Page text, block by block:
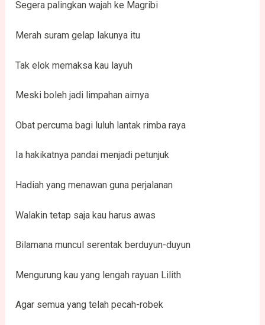
Segera palingkan wajah ke Magribi
Merah suram gelap lakunya itu
Tak elok memaksa kau layuh
Meski boleh jadi limpahan airnya
Obat percuma bagi luluh lantak rimba raya
Ia hakikatnya pandai menjadi petunjuk
Hadiah yang menawan guna perjalanan
Walakin tetap saja kau harus awas
Bilamana muncul serentak berduyun-duyun
Mengurung kau yang lengah rayuan Lilith
Agar semua yang telah pecah-robek